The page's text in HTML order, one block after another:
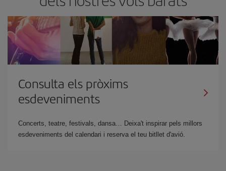
Consulta els pròxims
esdeveniments
Concerts, teatre, festivals, dansa… Deixa't inspirar pels millors
esdeveniments del calendari i reserva el teu bitllet d'avió.